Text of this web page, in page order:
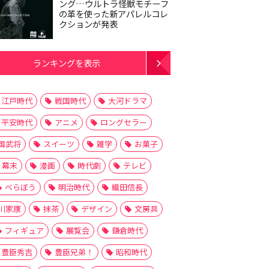
ング…ウルトラ怪獣モチーフ
の革を使った新アパレルコレ
クションが発表
ランキングを表示
江戸時代 戦国時代
大河ドラマ
平安時代
アニメ
ロングセラー
武将
スイーツ 雑学
お菓子
幕末
漫画 時代劇
テレビ
べらぼう
明治時代
織田信長
家康
抹茶 デザイン
文房具
フィギュア
展覧会
鎌倉時代
豊臣秀吉
豊臣兄弟！
昭和時代